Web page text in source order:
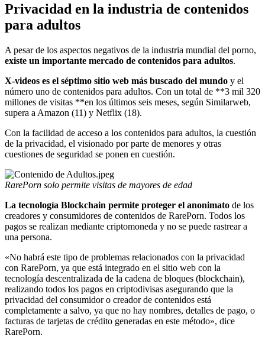
Privacidad en la industria de contenidos
para adultos
A pesar de los aspectos negativos de la industria mundial del porno,
existe un importante mercado de contenidos para adultos.
X-videos es el séptimo sitio web más buscado del mundo y el
número uno de contenidos para adultos. Con un total de **3 mil 320
millones de visitas **en los últimos seis meses, según Similarweb,
supera a Amazon (11) y Netflix (18).
Con la facilidad de acceso a los contenidos para adultos, la cuestión
de la privacidad, el visionado por parte de menores y otras
cuestiones de seguridad se ponen en cuestión.
RarePorn solo permite visitas de mayores de edad
La tecnología Blockchain permite proteger el anonimato de los
creadores y consumidores de contenidos de RarePorn. Todos los
pagos se realizan mediante criptomoneda y no se puede rastrear a
una persona.
«No habrá este tipo de problemas relacionados con la privacidad
con RarePorn, ya que está integrado en el sitio web con la
tecnología descentralizada de la cadena de bloques (blockchain),
realizando todos los pagos en criptodivisas asegurando que la
privacidad del consumidor o creador de contenidos está
completamente a salvo, ya que no hay nombres, detalles de pago, o
facturas de tarjetas de crédito generadas en este método», dice
RarePorn.